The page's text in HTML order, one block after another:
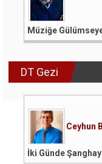
Müziğe
DT Gezi
Ceyhun
İki Günde Şanghay